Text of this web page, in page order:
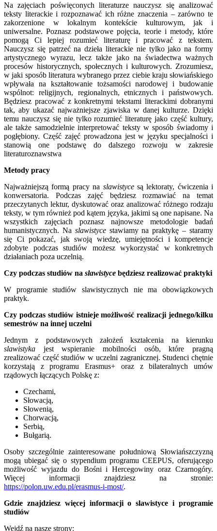
Na zajęciach poświęconych literaturze nauczysz się analizować
teksty literackie i rozpoznawać ich różne znaczenia – zarówno te
zakorzenione w lokalnym kontekście kulturowym, jak i
uniwersalne. Poznasz podstawowe pojęcia, teorie i metody, które
pomogą Ci lepiej rozumieć literaturę i pracować z tekstem.
Nauczysz się patrzeć na dzieła literackie nie tylko jako na formy
artystycznego wyrazu, lecz także jako na świadectwa ważnych
procesów historycznych, społecznych i kulturowych. Zrozumiesz,
w jaki sposób literatura wybranego przez ciebie kraju słowiańskiego
wpływała na kształtowanie tożsamości narodowej i budowanie
wspólnot: religijnych, regionalnych, etnicznych i państwowych.
Będziesz pracować z konkretnymi tekstami literackimi dobranymi
tak, aby ukazać najważniejsze zjawiska w danej kulturze. Dzięki
temu nauczysz się nie tylko rozumieć literaturę jako część kultury,
ale także samodzielnie interpretować teksty w sposób świadomy i
pogłębiony. Część zajęć prowadzona jest w języku specjalności i
stanowią one podstawę do dalszego rozwoju w zakresie
literaturoznawstwa
Metody pracy
Najważniejszą formą pracy na slawistycesą lektoraty, ćwiczenia i
konwersatoria. Podczas zajęć będziesz rozmawiać na temat
przeczytanych lektur, dyskutować oraz analizować różnego rodzaju
teksty, w tym również pod kątem języka, jakimi są one napisane. Na
wszystkich zajęciach poznasz najnowsze metodologie badań
humanistycznych. Na slawistycestawiamy na praktykę – staramy
się Ci pokazać, jak swoją wiedzę, umiejętności i kompetencje
zdobyte podczas studiów możesz wykorzystać w konkretnych
działaniach poza uczelnią.
Czy podczas studiów na slawistyce będziesz realizować praktyki
W programie studiów slawistycznych nie ma obowiązkowych
praktyk.
Czy podczas studiów istnieje możliwość realizacji jednego/kilku
semestrów na innej uczelni
Jednym z podstawowych założeń kształcenia na kierunku
slawistyka jest wspieranie mobilności osób, które pragną
zrealizować część studiów w uczelni zagranicznej. Studenci chętnie
korzystają z programu Erasmus+ oraz z bilateralnych umów
rządowych łączących Polskę z:
Czechami,
Słowacją,
Słowenią,
Chorwacją,
Serbią,
Bułgarią.
Osoby szczególnie zainteresowane południową Słowiańszczyzną
mogą ubiegać się o stypendium programu CEEPUS, oferującego
możliwość wyjazdu do Bośni i Hercegowiny oraz Czarnogóry.
Więcej informacji znajdziesz na stronie:
https://polon.uw.edu.pl/erasmus-i-most/.
Gdzie znajdziesz więcej informacji o slawistyce i programie
studiów
Wejdź na nasze strony: